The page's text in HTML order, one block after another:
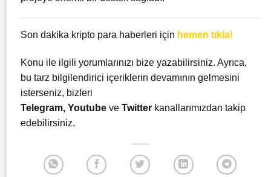
Son dakika kripto para haberleri için hemen tıkla!
Konu ile ilgili yorumlarınızı bize yazabilirsiniz. Ayrıca,
bu tarz bilgilendirici içeriklerin devamının gelmesini
isterseniz, bizleri
Telegram, Youtube ve Twitter kanallarımızdan takip
edebilirsiniz.